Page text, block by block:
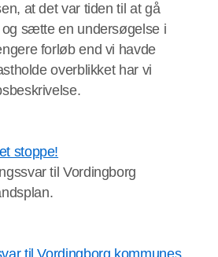
at det var tiden til at gå
sætte en undersøgelse i
forløb end vi havde
overblikket har vi
stoppe!
til Vordingborg